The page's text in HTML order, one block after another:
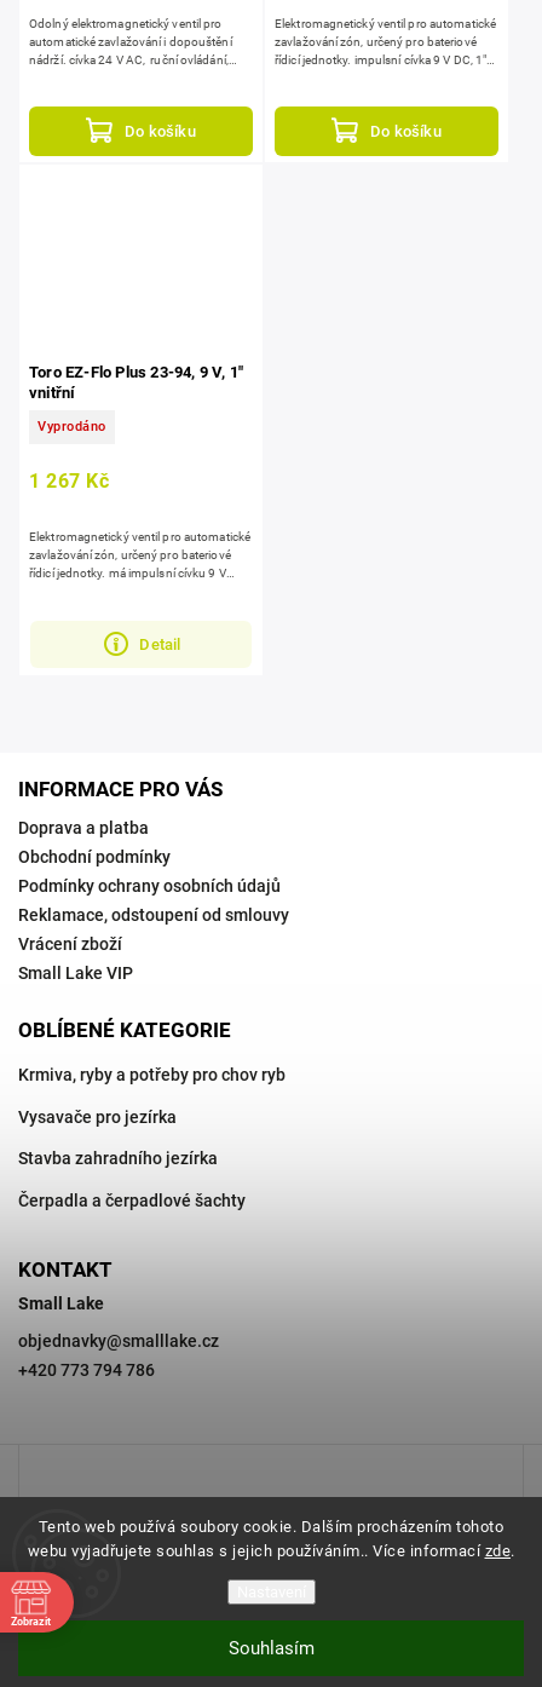
Tento web používá soubory cookie. Dalším procházením tohoto
webu vyjadřujete souhlas s jejich používáním.. Více informací zde.
Souhlasím
Do košíku
Odolný elektromagnetický ventil pro
automatické zavlažování i dopouštění
nádrží. cívka 24 V AC, ruční ovládání,
Do košíku
Elektromagnetický ventil pro automatické
zavlažování zón, určený pro bateriové
řídicí jednotky. impulsní cívka 9 V DC, 1"
Toro EZ-Flo Plus 23-94, 9 V, 1"
vnitřní
Vyprodáno
1 267 Kč
Detail
Elektromagnetický ventil pro automatické
zavlažování zón, určený pro bateriové
řídicí jednotky. má impulsní cívku 9 V
INFORMACE PRO VÁS
Doprava a platba
Obchodní podmínky
Podmínky ochrany osobních údajů
Reklamace, odstoupení od smlouvy
Vrácení zboží
Small Lake VIP
OBLÍBENÉ KATEGORIE
Krmiva, ryby a potřeby pro chov ryb
Vysavače pro jezírka
Stavba zahradního jezírka
Čerpadla a čerpadlové šachty
KONTAKT
Small Lake
objednavky@smalllake.cz
+420 773 794 786
Zobrazit